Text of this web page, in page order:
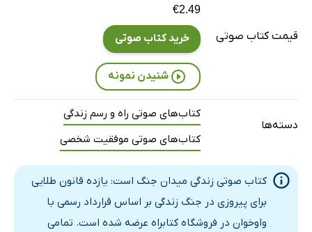
فصل هشتم
قیمت کتاب صوتی
€2.49
خرید کتاب صوتی
شنیدن نمونه
دسته‌ها
کتاب‌های صوتی راه و رسم زندگی
کتاب‌های صوتی موفقیت شخصی
کتاب صوتی زندگی میدان جنگ است: یازده قانون طلایی
برای پیروزی در جنگ زندگی بر اساس قرارداد رسمی با
واوخوان در فروشگاه کتابراه عرضه شده است. تمامی